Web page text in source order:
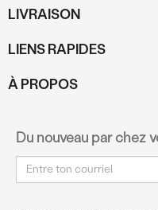
LIVRAISON
LIENS RAPIDES
À PROPOS
Du nouveau par chez
Courriel